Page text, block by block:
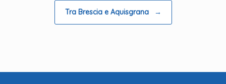
Tra Brescia e Aquisgrana →